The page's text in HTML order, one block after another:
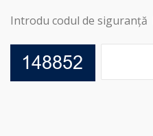
Introdu codul de siguranță